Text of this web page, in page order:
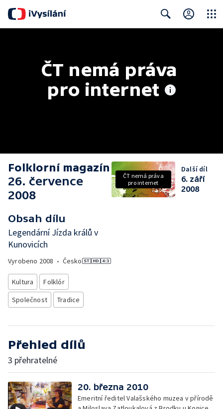
ČT nemá práva
pro internet
Folklorní magazín
26. července
2008
Obsah dílu
Legendární Jízda králů v
Kunovicích
Vyrobeno 2008 • Česko
Kultura
Folklór
Společnost
Tradice
ČT nemá práva
pro internet
Další díl
6. září
2008
Přehled dílů
3 přehratelné
20. března 2010
Emeritní ředitel Valašského muzea v přírodě